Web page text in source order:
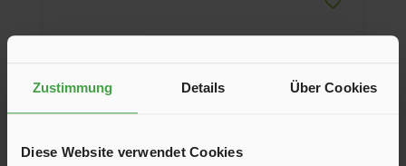
Zustimmung Details Über Cookies
Diese Website verwendet Cookies
Kabelsafe, CEE
und Kupplung) jetzt vor Regen und Nässe geschützt. Der